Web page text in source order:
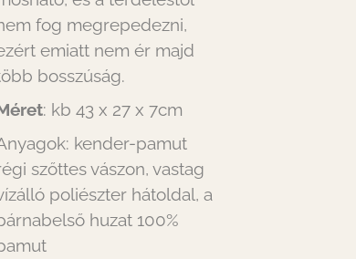
fog megrepedezni,
emiatt nem ér majd
bosszúság.
: kb 43 x 27 x 7cm
kender-pamut
szőttes vászon, vastag
poliészter hátoldal, a
huzat 100%